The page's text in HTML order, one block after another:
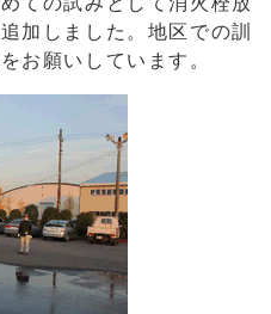
加しました。地区での訓
お願いしています。